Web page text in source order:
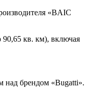
«BAIC
90,65 кв. км), включая
над брендом «Bugatti».